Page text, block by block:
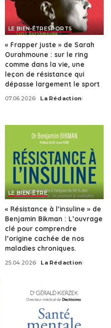
LE BIEN-ÊTRESPORTS
« Frapper juste » de Sarah
Ourahmoune : sur le ring
comme dans la vie, une
leçon de résistance qui
dépasse largement le sport
07.06.2026
Posted
La Rédaction
LE BIEN-ÊTRE
« Résistance à l’insuline » de
Benjamin Bikman : L’ouvrage
clé pour comprendre
l’origine cachée de nos
maladies chroniques.
25.04.2026
Posted
La Rédaction